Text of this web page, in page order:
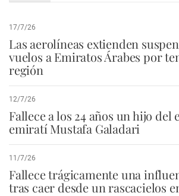
17/7/26
Las aerolíneas extienden
vuelos a Emiratos Árabes por
región
12/7/26
Fallece a los 24 años un hijo del
emiratí Mustafa Galadari
11/7/26
Fallece trágicamente una
tras caer desde un rascacielos